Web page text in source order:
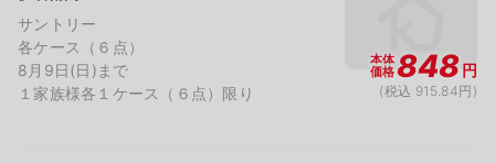
サントリー
各ケース（６点）
8月9日(日)まで
１家族様各１ケース（６点）限り
本体
価格848円
(税込 915.84円)